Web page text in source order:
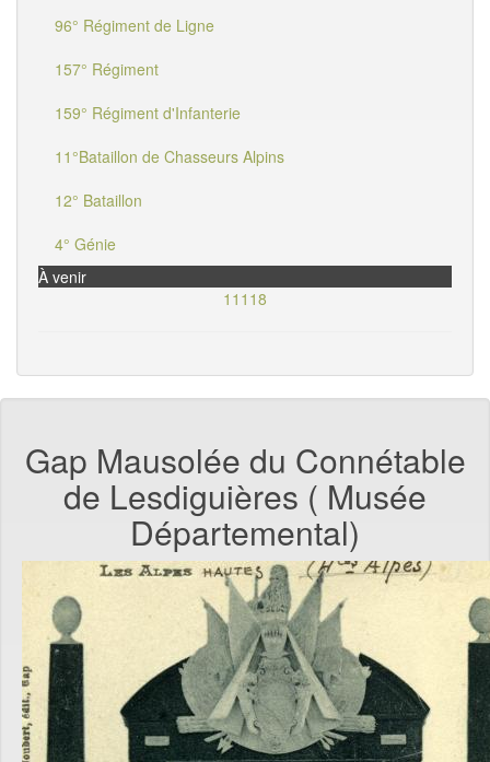
96° Régiment de Ligne
157° Régiment
159° Régiment d'Infanterie
11°Bataillon de Chasseurs Alpins
12° Bataillon
4° Génie
À venir
11118
Gap Mausolée du Connétable
de Lesdiguières ( Musée
Départemental)